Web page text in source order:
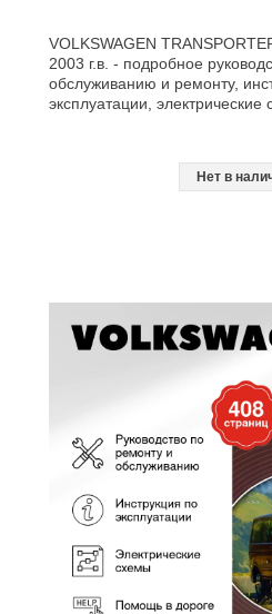
VOLKSWAGEN
2003 г.в. - подробное
обслуживанию и ремонту,
эксплуатации,
Нет в